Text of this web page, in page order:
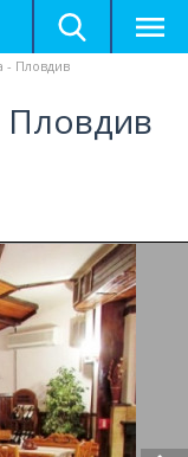
- Пловдив
Пловдив